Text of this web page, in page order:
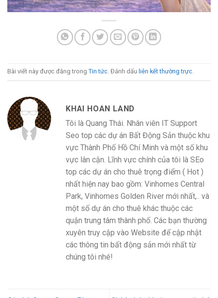
Bài viết này được đăng trong Tin tức. Đánh dấu liên kết thường trực.
KHAI HOAN LAND
Tôi là Quang Thái. Nhân viên IT Support
Seo top các dự án Bất Động Sản thuộc khu
vực Thành Phố Hồ Chí Minh và một số khu
vực lân cận. Lĩnh vực chính của tôi là SEo
top các dự án cho thuê trọng điểm ( Hot )
nhất hiện nay bao gồm: Vinhomes Central
Park, Vinhomes Golden River mới nhất,.. và
một số dự án cho thuê khác thuộc các
quận trung tâm thành phố. Các bạn thường
xuyên truy cập vào Website để cập nhật
các thông tin bất động sản mới nhất từ
chúng tôi nhé!